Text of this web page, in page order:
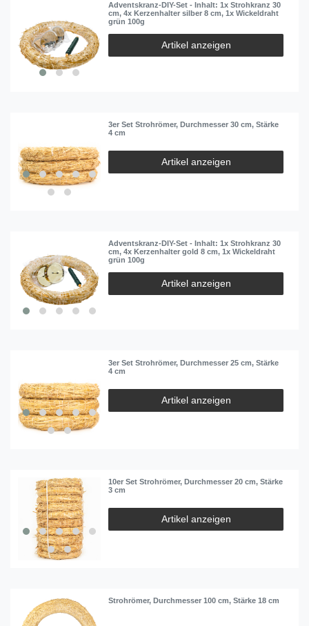
Adventskranz-DIY-Set - Inhalt: 1x Strohkranz 30
cm, 4x Kerzenhalter silber 8 cm, 1x Wickeldraht
grün 100g
Artikel anzeigen
3er Set Strohrömer, Durchmesser 30 cm, Stärke
4 cm
Artikel anzeigen
Adventskranz-DIY-Set - Inhalt: 1x Strohkranz 30
cm, 4x Kerzenhalter gold 8 cm, 1x Wickeldraht
grün 100g
Artikel anzeigen
3er Set Strohrömer, Durchmesser 25 cm, Stärke
4 cm
Artikel anzeigen
10er Set Strohrömer, Durchmesser 20 cm, Stärke
3 cm
Artikel anzeigen
Strohrömer, Durchmesser 100 cm, Stärke 18 cm